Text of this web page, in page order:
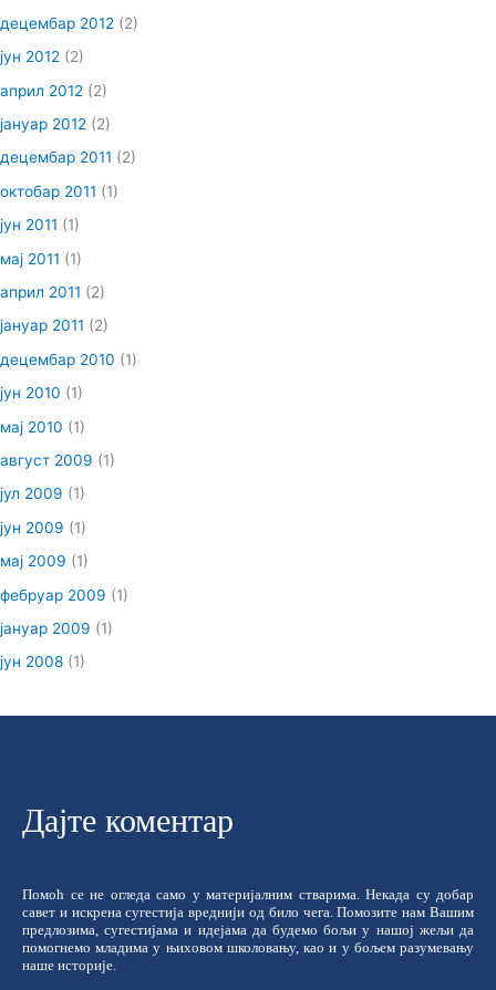
децембар 2012 (2)
јун 2012 (2)
април 2012 (2)
јануар 2012 (2)
децембар 2011 (2)
октобар 2011 (1)
јун 2011 (1)
мај 2011 (1)
април 2011 (2)
јануар 2011 (2)
децембар 2010 (1)
јун 2010 (1)
мај 2010 (1)
август 2009 (1)
јул 2009 (1)
јун 2009 (1)
мај 2009 (1)
фебруар 2009 (1)
јануар 2009 (1)
јун 2008 (1)
Дајте коментар
Помоћ се не огледа само у материјалним стварима. Некада су добар
савет и искрена сугестија вреднији од било чега. Помозите нам Вашим
предлозима, сугестијама и идејама да будемо бољи у нашој жељи да
помогнемо младима у њиховом школовању, као и у бољем разумевању
наше историје.